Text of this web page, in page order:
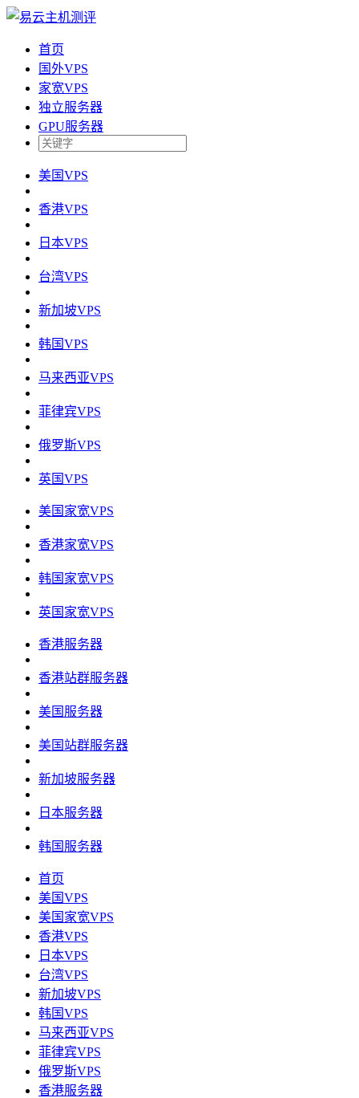
首页
国外VPS
家宽VPS
独立服务器
GPU服务器
美国VPS
香港VPS
日本VPS
台湾VPS
新加坡VPS
韩国VPS
马来西亚VPS
菲律宾VPS
俄罗斯VPS
英国VPS
美国家宽VPS
香港家宽VPS
韩国家宽VPS
英国家宽VPS
香港服务器
香港站群服务器
美国服务器
美国站群服务器
新加坡服务器
日本服务器
韩国服务器
首页
美国VPS
美国家宽VPS
香港VPS
日本VPS
台湾VPS
新加坡VPS
韩国VPS
马来西亚VPS
菲律宾VPS
俄罗斯VPS
香港服务器